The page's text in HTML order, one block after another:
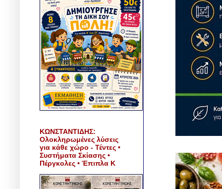
ΚΩΝΣΤΑΝΤΙΔΗΣ:
Ολοκληρωμένες λύσεις
για κάθε χώρο - Τέντες •
Συστήματα Σκίασης •
Πέργκολες • Έπιπλα Κ